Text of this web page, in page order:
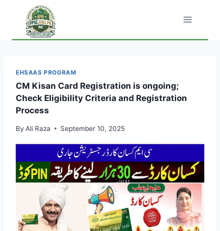
content
EHSAAS PROGRAM
CM Kisan Card Registration is ongoing;
Check Eligibility Criteria and Registration
Process
By Ali Raza September 10, 2025